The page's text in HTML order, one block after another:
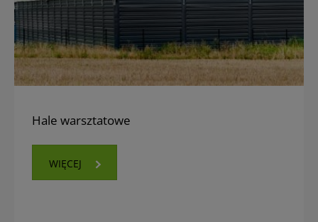
Hale warsztatowe
WIĘCEJ